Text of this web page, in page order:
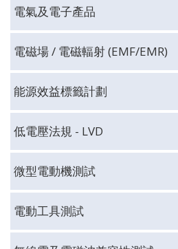
電氣及電子產品
電磁場 / 電磁輻射 (EMF/EMR)
能源效益標籤計劃
低電壓法規 - LVD
微型電動機測試
電動工具測試